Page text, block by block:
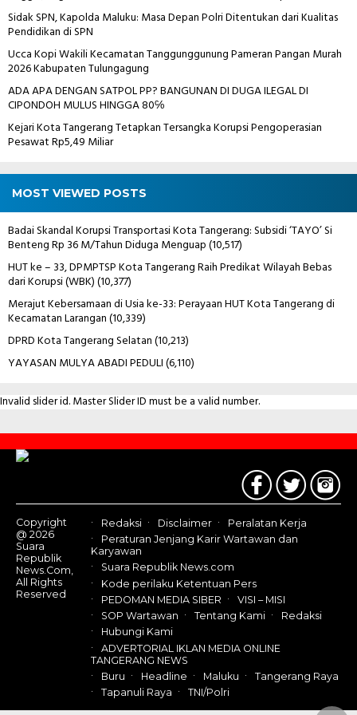
Sidak SPN, Kapolda Maluku: Masa Depan Polri Ditentukan dari Kualitas
Pendidikan di SPN
Ucca Kopi Wakili Kecamatan Tanggunggunung Pameran Pangan Murah
2026 Kabupaten Tulungagung
ADA APA DENGAN SATPOL PP? BANGUNAN DI DUGA ILEGAL DI
CIPONDOH MULUS HINGGA 80℅
Kejari Kota Tangerang Tetapkan Tersangka Korupsi Pengoperasian
Pesawat Rp5,49 Miliar
MOST VIEWED POSTS
Badai Skandal Korupsi Transportasi Kota Tangerang: Subsidi ‘TAYO’ Si
Benteng Rp 36 M/Tahun Diduga Menguap(10,517)
HUT ke – 33, DPMPTSP Kota Tangerang Raih Predikat Wilayah Bebas
dari Korupsi (WBK)(10,377)
Merajut Kebersamaan di Usia ke-33: Perayaan HUT Kota Tangerang di
Kecamatan Larangan(10,339)
DPRD Kota Tangerang Selatan(10,213)
YAYASAN MULYA ABADI PEDULI(6,110)
Invalid slider id. Master Slider ID must be a valid number.
Contact
Us
Copyright
@ 2026
Suara
Republik
News.Com,
All Rights
Reserved
Redaksi Disclaimer
Peralatan Kerja
Peraturan Jenjang Karir Wartawan dan
Karyawan
Suara Republik News.com
Kode perilaku Ketentuan Pers
PEDOMAN MEDIA SIBER
VISI – MISI
SOP Wartawan
Tentang Kami
Redaksi
Hubungi Kami
ADVERTORIAL IKLAN MEDIA ONLINE
TANGERANG NEWS
Buru
Headline Maluku
Tangerang Raya
Tapanuli Raya
TNI/Polri